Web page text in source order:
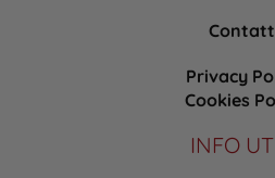
Privacy
Cookies
INFO